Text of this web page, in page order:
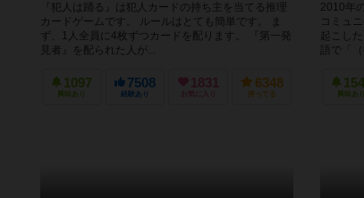
『犯人は踊る』は犯人カードの持ち主を当てる推理
カードゲームです。 ルールはとても簡単です。 ま
ず、1人全員に4枚ずつカードを配ります。 『第一発
見者』を配られた人が...
1097
興味あり
7508
経験あり
1831
お気に入り
6348
持ってる
2010年
コミュ
起こし
語で「
興味あり